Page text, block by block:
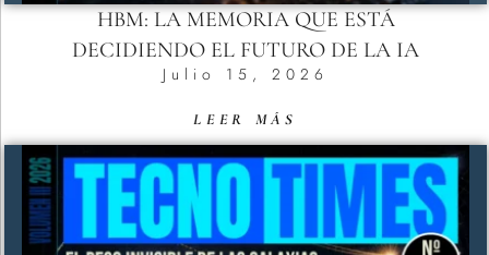
HBM: LA MEMORIA QUE ESTÁ
DECIDIENDO EL FUTURO DE LA IA
Julio 15, 2026
LEER MÁS